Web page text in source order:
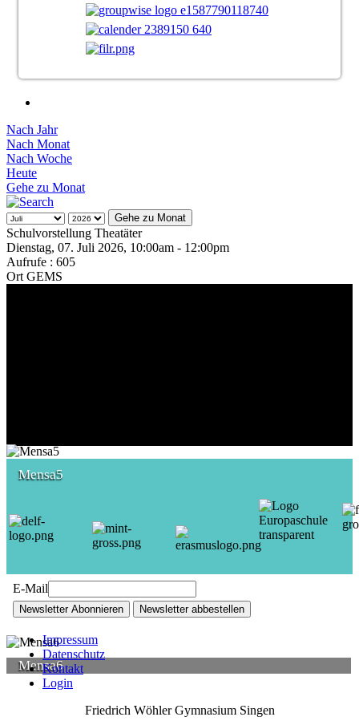
Nach Jahr
Nach Monat
Nach Woche
Heute
Gehe zu Monat
Gehe zu Monat
Schulvorstellung Theatäter
Dienstag, 07. Juli 2026, 10:00am - 12:00pm
Aufrufe : 605
Ort GEMS
Mensa5
Mensa6
E-Mail
Newsletter Abonnieren Newsletter abbestellen
Impressum
Datenschutz
Kontakt
Login
Friedrich Wöhler Gymnasium Singen